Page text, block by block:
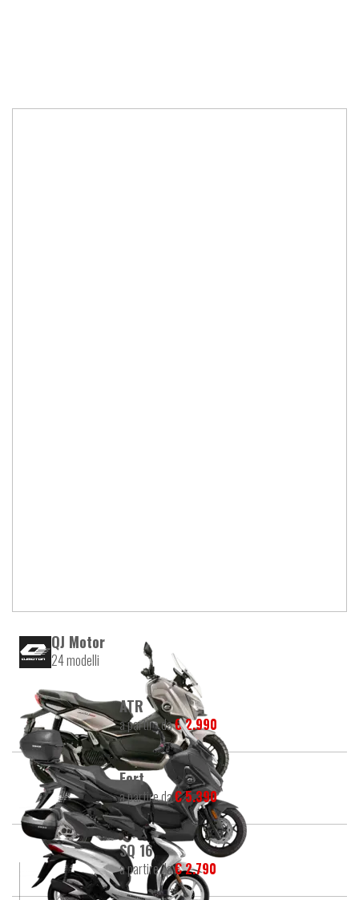
QJ Motor
24 modelli
ATR
a partire da€ 2.990
Fort
a partire da€ 5.390
SQ 16
a partire da€ 2.790